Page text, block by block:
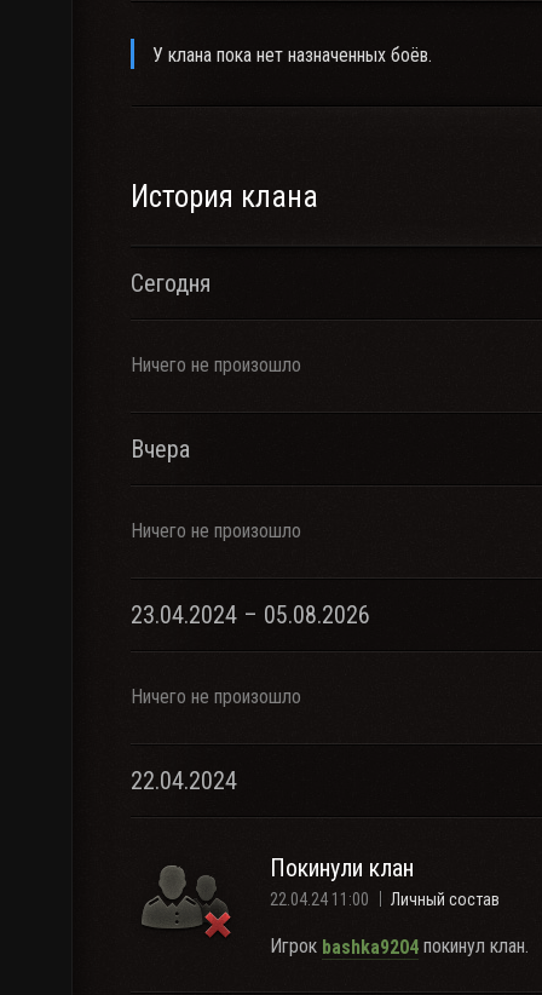
У клана пока нет назначенных боёв.
История клана
Сегодня
Ничего не произошло
Вчера
Ничего не произошло
23.04.2024 – 05.08.2026
Ничего не произошло
22.04.2024
Покинули клан
22.04.24 11:00 Личный состав
Игрок bashka9204 покинул клан.